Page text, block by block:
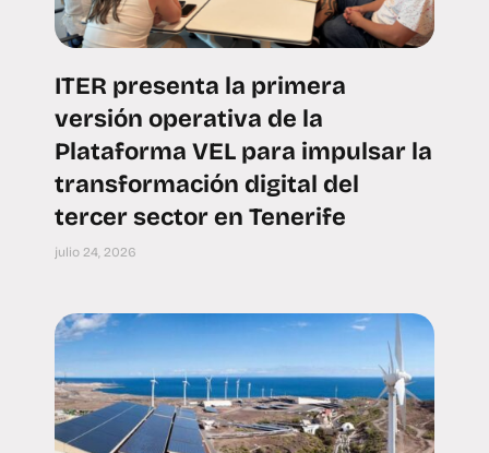
ITER presenta la primera
versión operativa de la
Plataforma VEL para impulsar la
transformación digital del
tercer sector en Tenerife
julio 24, 2026